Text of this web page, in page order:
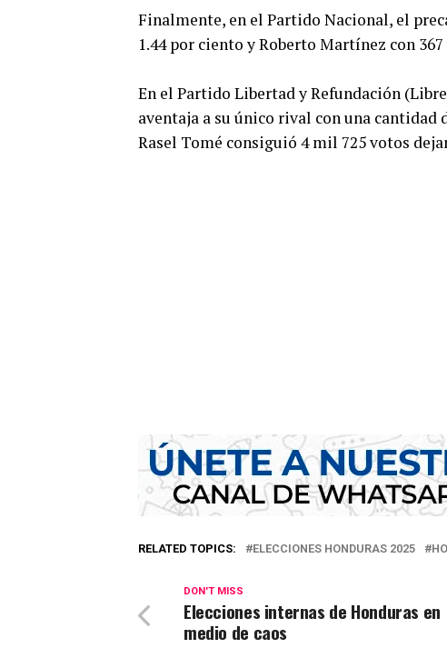
Finalmente, en el Partido Nacional, el
1.44 por ciento y Roberto Martínez con
En el Partido Libertad y Refundación
aventaja a su único rival con una cantidad
Rasel Tomé consiguió 4 mil 725 votos
RELATED TOPICS: ELECCIONES HONDURAS 2025
DON'T MISS
Elecciones internas de Honduras en
medio de caos